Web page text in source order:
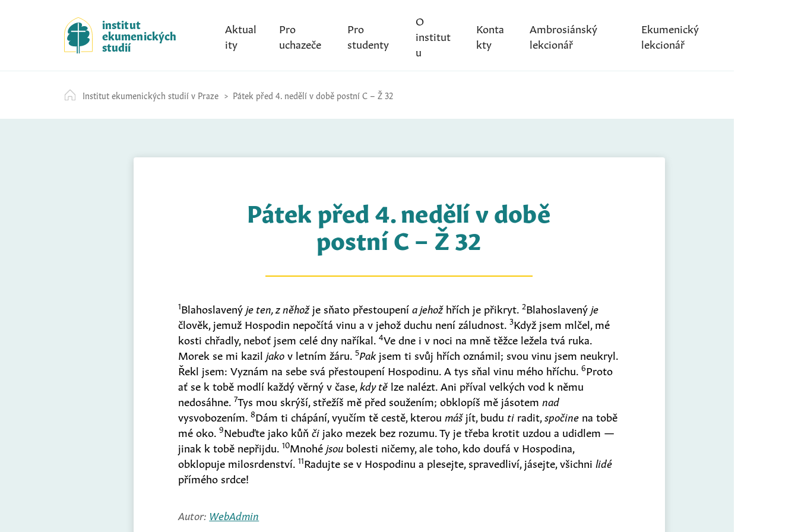
k
i
p
t
c
o
institut
ekumenických
studií
Aktual
ity
Pro
uchazeče
Pro
studenty
O
institut
u
Konta
kty
Ambrosiánský
lekcionář
Ekumenický
lekcionář
Institut ekumenických studií v Praze Pátek před 4. nedělí v době postní C – Ž 32
Pátek před 4. nedělí v době
postní C – Ž 32
1Blahoslavený je ten, z něhožje sňato přestoupenía jehožhřích je přikryt.2Blahoslavený je
člověk, jemuž Hospodin nepočítá vinu a v jehož duchu není záludnost.3Když jsem mlčel, mé
kosti chřadly, neboť jsem celé dny naříkal.4Ve dne i v noci na mně těžce ležela tvá ruka.
Morek se mi kazil jakov letním žáru.5Pakjsem ti svůj hřích oznámil; svou vinu jsem neukryl.
Řekl jsem: Vyznám na sebe svá přestoupení Hospodinu. A tys sňal vinu mého hříchu.6Proto
ať se k tobě modlí každý věrný v čase, kdy tě lze nalézt. Ani příval velkých vod k němu
nedosáhne.7Tys mou skrýší, střežíš mě před soužením; obklopíš mě jásotem nad
vysvobozením.8Dám ti chápání, vyučím tě cestě, kterou mášjít, budu ti radit, spočine na tobě
mé oko.9Nebuďte jako kůňči jako mezek bez rozumu. Ty je třeba krotit uzdou a udidlem —
jinak k tobě nepřijdu.10Mnohé jsou bolesti ničemy, ale toho, kdo doufá v Hospodina,
obklopuje milosrdenství.11Radujte se v Hospodinu a plesejte, spravedliví, jásejte, všichni lidé
přímého srdce!
Autor: WebAdmin